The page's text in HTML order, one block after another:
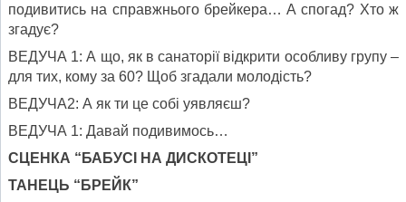
подивитись на справжнього брейкера… А спогад? Хто ж
згадує?
ВЕДУЧА 1: А що, як в санаторії відкрити особливу групу –
для тих, кому за 60? Щоб згадали молодість?
ВЕДУЧА2: А як ти це собі уявляєш?
ВЕДУЧА 1: Давай подивимось…
СЦЕНКА “БАБУСІ НА ДИСКОТЕЦІ”
ТАНЕЦЬ “БРЕЙК”